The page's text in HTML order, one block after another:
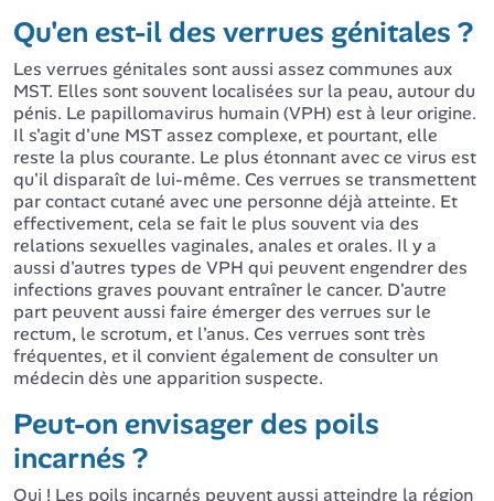
Qu'en est-il des verrues génitales ?
Les verrues génitales sont aussi assez communes aux
MST. Elles sont souvent localisées sur la peau, autour du
pénis. Le papillomavirus humain (VPH) est à leur origine.
Il s'agit d'une MST assez complexe, et pourtant, elle
reste la plus courante. Le plus étonnant avec ce virus est
qu'il disparaît de lui-même. Ces verrues se transmettent
par contact cutané avec une personne déjà atteinte. Et
effectivement, cela se fait le plus souvent via des
relations sexuelles vaginales, anales et orales. Il y a
aussi d'autres types de VPH qui peuvent engendrer des
infections graves pouvant entraîner le cancer. D'autre
part peuvent aussi faire émerger des verrues sur le
rectum, le scrotum, et l'anus. Ces verrues sont très
fréquentes, et il convient également de consulter un
médecin dès une apparition suspecte.
Peut-on envisager des poils
incarnés ?
Oui ! Les poils incarnés peuvent aussi atteindre la région